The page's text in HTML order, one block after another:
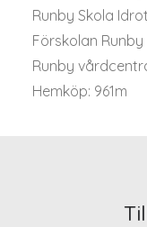
Runby Skola
Förskolan
Runby
Hemköp: 961m